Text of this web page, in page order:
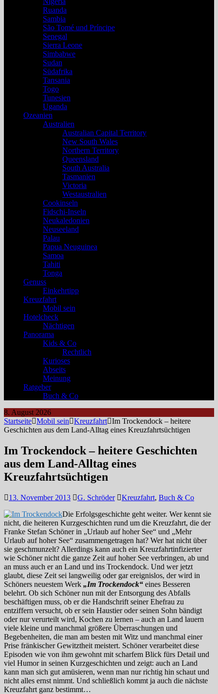
Ruanda
Sambia
São Tomé und Príncipe
Senegal
Sierra Leone
Simbabwe
Sudan
Südafrika
Tansania
Togo
Tunesien
Uganda
Ozeanien
Australien
Australian Capital Territory
New South Wales
Northern Territory
Queensland
South Australia
Tasmanien
Victoria
Westaustralien
Cookinseln
Fidschi-Inseln
Neukaledonien
Neuseeland
Palau
Papua Neuguinea
Samoa
Tahiti
Tonga
Genuss
Einkehrtipp
Kreuzfahrt
Mobil sein
Hotelcheck
Nächtigen
Panorama
Kids & Co
Rechtlich
Kurioses
Abseits
Meinung
Ratgeber
Buch & Co
8. August 2026
Startseite Mobil sein Kreuzfahrt Im Trockendock – heitere
Geschichten aus dem Land-Alltag eines Kreuzfahrtsüchtigen
Im Trockendock – heitere Geschichten
aus dem Land-Alltag eines
Kreuzfahrtsüchtigen
13. November 2013 G. Schröder Kreuzfahrt, Buch & Co
Die Erfolgsgeschichte geht weiter. Wer kennt sie
nicht, die heiteren Kurzgeschichten rund um die Kreuzfahrt, die der
Franke Stefan Schöner in „Urlaub auf hoher See“ und „Mehr
Urlaub auf hoher See“ zusammengetragen hat? Wer hat nicht über
sie geschmunzelt? Allerdings kann auch ein Kreuzfahrtinfizierter
wie Schöner nicht die ganze Zeit auf hoher See verbringen, ab und
an muss auch er an Land und ins Trockendock. Und wer jetzt
glaubt, diese Zeit sei langweilig oder gar ereignislos, der wird in
Schöners neuestem Werk „Im Trockendock“ eines Besseren
belehrt. Ob sich Schöner nun mit der Entsorgung des Abfalls
beschäftigen muss, ob er die Handschrift seiner Ehefrau zu
entziffern versucht, ob er sein Haustier oder seinen Sohn bändigt
oder nur verurteilt wird, Kochen zu lernen – auch an Land lauern
viele kleine und manchmal größere Überraschungen und
Begebenheiten, die man am besten mit Witz und manchmal einer
Prise fränkischer Gewitztheit meistert. Schöner verarbeitet diese
Episoden wie von ihm gewohnt mit scharfem Blick fürs Detail und
viel Humor in seinen Kurzgeschichten und zeigt: auch an Land
kann man sich gut amüsieren, wenn man nur richtig hin schaut und
nicht alles ernst nimmt. Und schließlich kommt ja auch die nächste
Kreuzfahrt ganz bestimmt…